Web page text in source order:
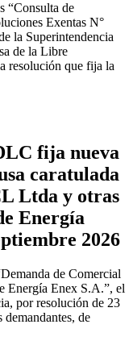
“Consulta de
Exentas N°
la Superintendencia
de la Libre
resolución que fija la
fija nueva
caratulada
Ltda y otras
Energía
2026
de Comercial
Energía Enex S.A.”, el
por resolución de 23
de